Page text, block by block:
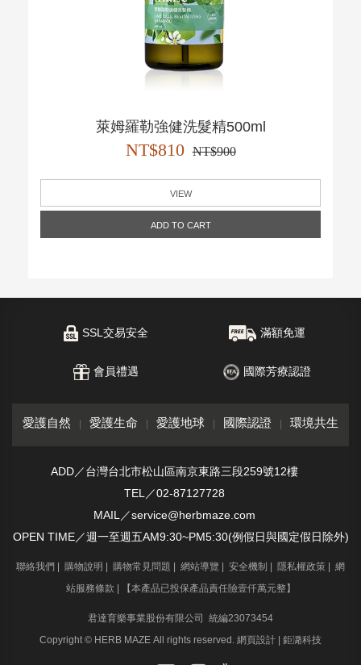
萊姆羅勒強健洗髮精500ml
NT$810 NT$900
VIEW
ADD TO CART
SSL交易安全 滿額免運
會員禮遇 國際芳療認證
愛護自然 愛護生命 愛護地球 國際認證 環境共生
ADD／台灣台北市松山區南京東路三段259號12樓
TEL／02-87127728
MAIL／service@herbmaze.com
OPEN TIME／週一至週五AM9:30~PM5:30(例假日與國定假日除外)
聯絡我們 | 購物說明 | 購物常見問題 | 網站導覽 | 安全機制 | 隱私權政策 | 網
站服務條款 | 【本產品已投保產品責任險壹仟萬元整】
君達育樂事業股份有限公司 統編23073454
Copyright © HERB MAZE All rights reserved. 網頁設計 | 鉅潞科技